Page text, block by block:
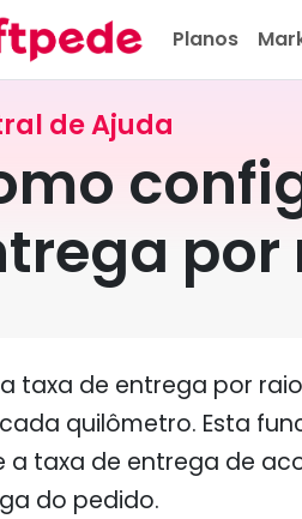
Planos
de Ajuda
taxa de entrega por
quilômetro. Esta
a taxa de entrega de
do pedido.